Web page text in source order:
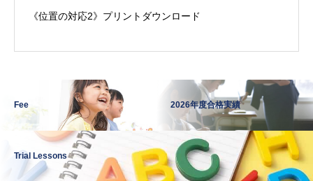
《位置の対応2》プリントダウンロード
Fee 2026年度合格実績
Trial Lessons